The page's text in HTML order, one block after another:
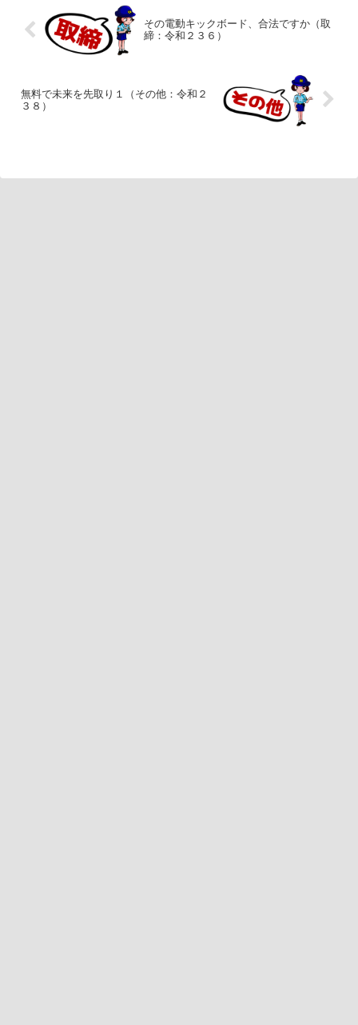
その電動キックボード、合法ですか（取
締：令和２３６）
無料で未来を先取り１（その他：令和２
３８）